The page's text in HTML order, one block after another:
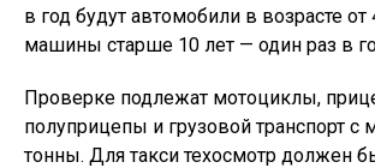
в год будут автомобили в возрасте от
машины старше 10 лет — один раз в
Проверке подлежат мотоциклы,
полуприцепы и грузовой транспорт с
тонны. Для такси техосмотр должен